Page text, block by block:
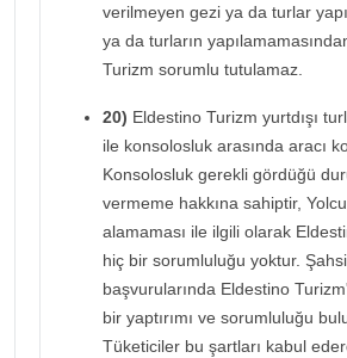
verilmeyen gezi ya da turlar
ya da turların
Turizm sorumlu tutulamaz.
20) Eldestino Turizm yurtdışı
ile konsolosluk arasında aracı
Konsolosluk gerekli gördüğü
vermeme hakkına sahiptir,
alamaması ile ilgili olarak
hiç bir sorumluluğu yoktur.
başvurularında Eldestino
bir yaptırımı ve sorumluluğu
Tüketiciler bu şartları kabul